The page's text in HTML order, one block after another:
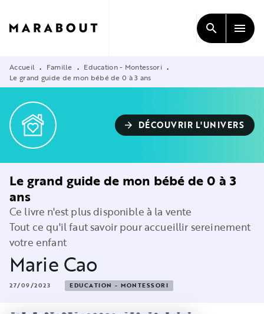
CONTENU
search menu
Accueil • Famille • Education - Montessori •
Le grand guide de mon bébé de 0 à 3 ans
arrow_forward DÉCOUVRIR L'UNIVERS
Le grand guide de mon bébé de 0 à 3
ans
Ce livre n'est plus disponible à la vente
Tout ce qu'il faut savoir pour accueillir sereinement
votre enfant
Marie Cao
27/09/2023 EDUCATION - MONTESSORI